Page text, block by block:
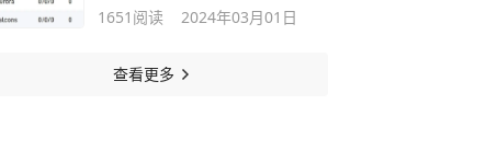
1651 阅读 2024年03月01日
查看更多